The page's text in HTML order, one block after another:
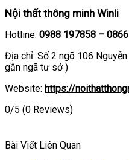
Nội thất thông minh Winli
Hotline: 0988 197858 –
Địa chỉ: Số 2 ngõ 106
gần ngã tư sở )
Website: https://
0/5 (0 Reviews)
Bài Viết Liên Quan